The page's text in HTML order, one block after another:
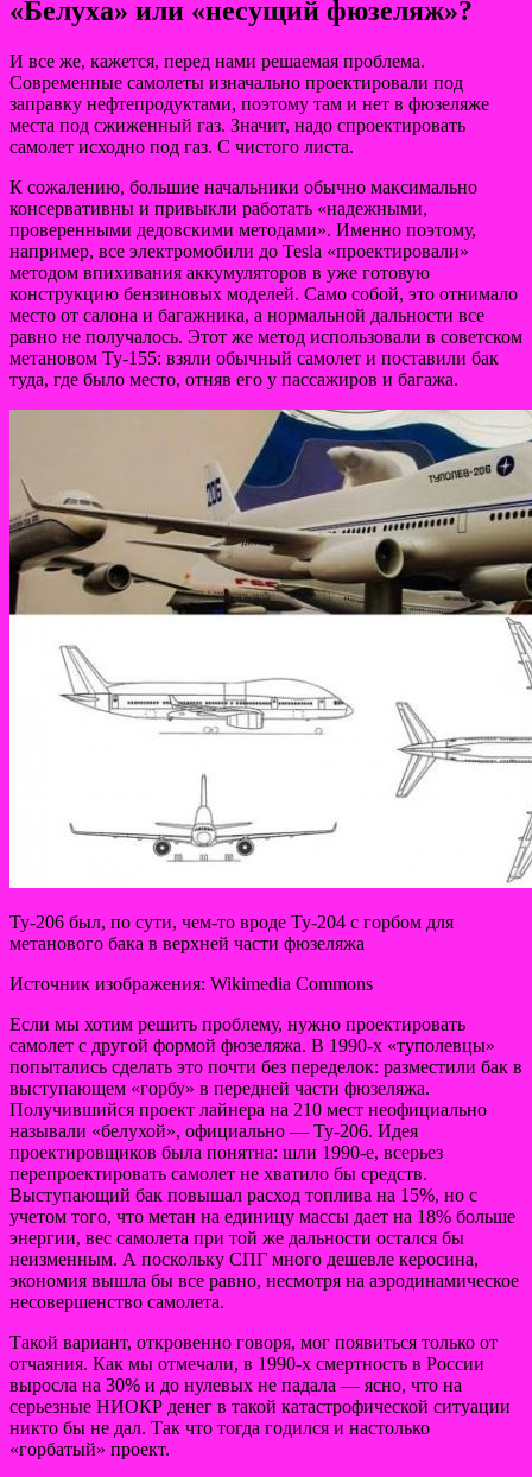
«Белуха» или «несущий фюзеляж»?
И все же, кажется, перед нами решаемая проблема.
Современные самолеты изначально проектировали под
заправку нефтепродуктами, поэтому там и нет в фюзеляже
места под сжиженный газ. Значит, надо спроектировать
самолет исходно под газ. С чистого листа.
К сожалению, большие начальники обычно максимально
консервативны и привыкли работать «надежными,
проверенными дедовскими методами». Именно поэтому,
например, все электромобили до Tesla «проектировали»
методом впихивания аккумуляторов в уже готовую
конструкцию бензиновых моделей. Само собой, это отнимало
место от салона и багажника, а нормальной дальности все
равно не получалось. Этот же метод использовали в советском
метановом Ту-155: взяли обычный самолет и поставили бак
туда, где было место, отняв его у пассажиров и багажа.
Ту-206 был, по сути, чем-то вроде Ту-204 с горбом для
метанового бака в верхней части фюзеляжа
Источник изображения: Wikimedia Commons
Если мы хотим решить проблему, нужно проектировать
самолет с другой формой фюзеляжа. В 1990-х «туполевцы»
попытались сделать это почти без переделок: разместили бак в
выступающем «горбу» в передней части фюзеляжа.
Получившийся проект лайнера на 210 мест неофициально
называли «белухой», официально — Ту-206. Идея
проектировщиков была понятна: шли 1990-е, всерьез
перепроектировать самолет не хватило бы средств.
Выступающий бак повышал расход топлива на 15%, но с
учетом того, что метан на единицу массы дает на 18% больше
энергии, вес самолета при той же дальности остался бы
неизменным. А поскольку СПГ много дешевле керосина,
экономия вышла бы все равно, несмотря на аэродинамическое
несовершенство самолета.
Такой вариант, откровенно говоря, мог появиться только от
отчаяния. Как мы отмечали, в 1990-х смертность в России
выросла на 30% и до нулевых не падала — ясно, что на
серьезные НИОКР денег в такой катастрофической ситуации
никто бы не дал. Так что тогда годился и настолько
«горбатый» проект.